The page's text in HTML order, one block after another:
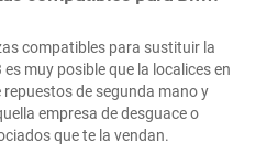
compatibles para sustituir la
muy posible que la localices en
de segunda mano y
empresa de desguace o
que te la vendan.